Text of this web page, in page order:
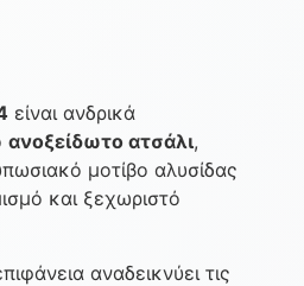
είναι ανδρικά
ανοξείδωτο ατσάλι,
μοτίβο αλυσίδας
και ξεχωριστό
αναδεικνύει τις